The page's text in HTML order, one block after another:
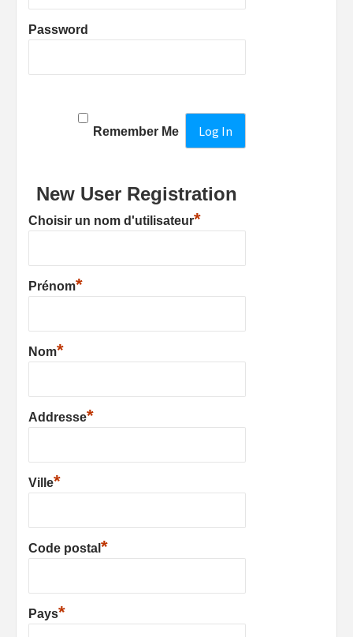
Password
Remember Me
New User Registration
Choisir un nom d'utilisateur*
Prénom*
Nom*
Addresse*
Ville*
Code postal *
Pays*